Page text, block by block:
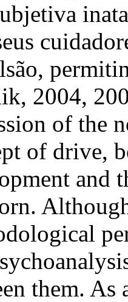
2004,
of the
of drive,
and
them.